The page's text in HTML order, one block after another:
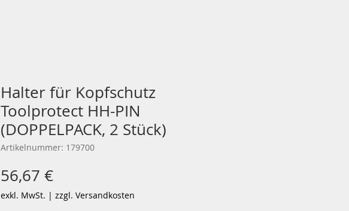
Halter für Kopfschutz
Toolprotect HH-PIN
(DOPPELPACK, 2 Stück)
Artikelnummer: 179700
56,67 €Preis
exkl. MwSt. | zzgl. Versandkosten